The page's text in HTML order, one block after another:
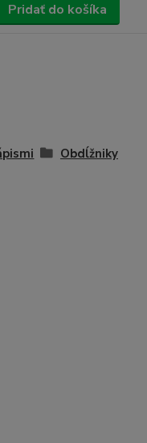
Pridať do košíka
Obdĺžniky